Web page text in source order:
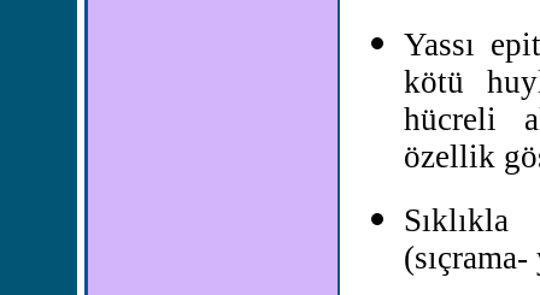
Yassı
kötü
hücreli
özellik